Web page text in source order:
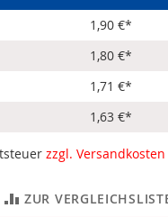
1,90 €*
1,80 €*
1,71 €*
1,63 €*
zzgl. Versandkosten
ZUR